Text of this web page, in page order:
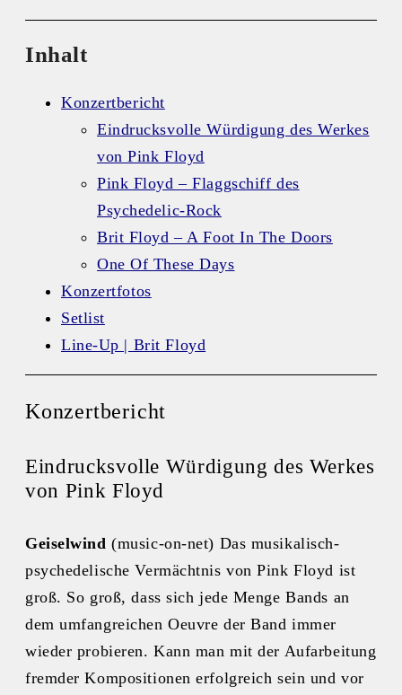
Inhalt
Konzertbericht
Eindrucksvolle Würdigung des Werkes
von Pink Floyd
Pink Floyd – Flaggschiff des
Psychedelic-Rock
Brit Floyd – A Foot In The Doors
One Of These Days
Konzertfotos
Setlist
Line-Up | Brit Floyd
Konzertbericht
Eindrucksvolle Würdigung des Werkes
von Pink Floyd
Geiselwind(music-on-net) Das musikalisch-
psychedelische Vermächtnis von Pink Floyd ist
groß. So groß, dass sich jede Menge Bands an
dem umfangreichen Oeuvre der Band immer
wieder probieren. Kann man mit der Aufarbeitung
fremder Kompositionen erfolgreich sein und vor